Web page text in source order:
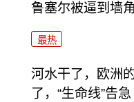
鲁塞尔被逼到墙角
最热
河水干了，欧洲
了，“生命线”告急